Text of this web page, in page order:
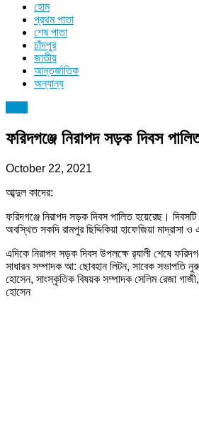
হোম
প্রথম পাতা
শেষ পাতা
চাঁদপুর
জাতীয়
আন্তর্জাতিক
অন্যান্য
ফরিদগঞ্জে নিরাপদ সড়ক দিবস
October 22, 2021
আব্দুল কাদের:
ফরিদগঞ্জে নিরাপদ সড়ক দিবস পালিত হয়েরেছ।
অবস্থিত সকদি রামপুর ছিদ্দিকিয়া হাফেজিয়া মাদ্রাসা ও
এদিকে নিরাপদ সড়ক দিবস উপলক্ষে র‌্যালী শেষে
সাধারন সম্পাদক আ: ছোবহান লিটন, সাবেক সভাপতি
হোসেন, সাংস্কৃতিক বিষয়ক সম্পাদক সেলিম রেজা
হোসেন